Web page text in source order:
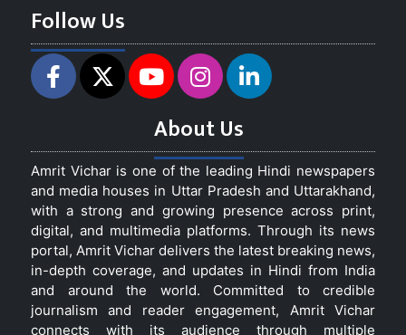
Follow Us
About Us
Amrit Vichar is one of the leading Hindi newspapers
and media houses in Uttar Pradesh and Uttarakhand,
with a strong and growing presence across print,
digital, and multimedia platforms. Through its news
portal, Amrit Vichar delivers the latest breaking news,
in-depth coverage, and updates in Hindi from India
and around the world. Committed to credible
journalism and reader engagement, Amrit Vichar
connects with its audience through multiple